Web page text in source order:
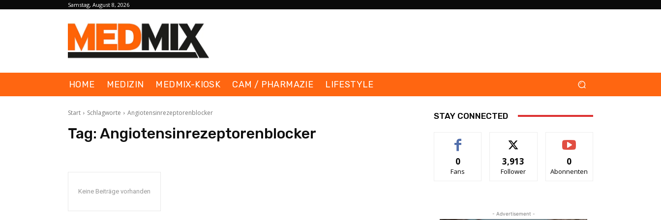
Samstag, August 8, 2026
HOME MEDIZIN MEDMIX-KIOSK CAM / PHARMAZIE LIFESTYLE
Start Schlagworte Angiotensinrezeptorenblocker
Tag: Angiotensinrezeptorenblocker
Keine Beiträge vorhanden
STAY CONNECTED
0
Fans
3,913
Follower
0
Abonnenten
- Advertisement -